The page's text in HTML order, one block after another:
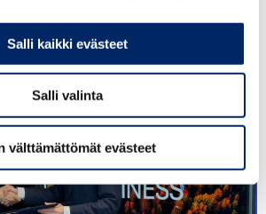
Salli kaikki evästeet
Salli valinta
välttämättömät evästeet